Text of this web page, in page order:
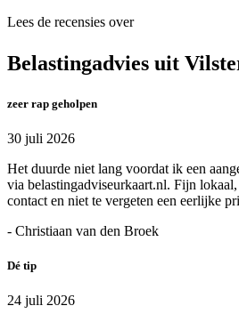
Lees de recensies over
Belastingadvies uit
zeer rap geholpen
30 juli 2026
Het duurde niet lang voordat ik een
via belastingadviseurkaart.nl. Fijn
contact en niet te vergeten een eerlijke
- Christiaan van den Broek
Dé tip
24 juli 2026